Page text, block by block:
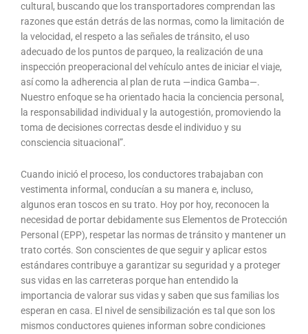
cultural, buscando que los transportadores comprendan las
razones que están detrás de las normas, como la limitación de
la velocidad, el respeto a las señales de tránsito, el uso
adecuado de los puntos de parqueo, la realización de una
inspección preoperacional del vehículo antes de iniciar el viaje,
así como la adherencia al plan de ruta —indica Gamba—.
Nuestro enfoque se ha orientado hacia la conciencia personal,
la responsabilidad individual y la autogestión, promoviendo la
toma de decisiones correctas desde el individuo y su
consciencia situacional”.
Cuando inició el proceso, los conductores trabajaban con
vestimenta informal, conducían a su manera e, incluso,
algunos eran toscos en su trato. Hoy por hoy, reconocen la
necesidad de portar debidamente sus Elementos de Protección
Personal (EPP), respetar las normas de tránsito y mantener un
trato cortés. Son conscientes de que seguir y aplicar estos
estándares contribuye a garantizar su seguridad y a proteger
sus vidas en las carreteras porque han entendido la
importancia de valorar sus vidas y saben que sus familias los
esperan en casa. El nivel de sensibilización es tal que son los
mismos conductores quienes informan sobre condiciones